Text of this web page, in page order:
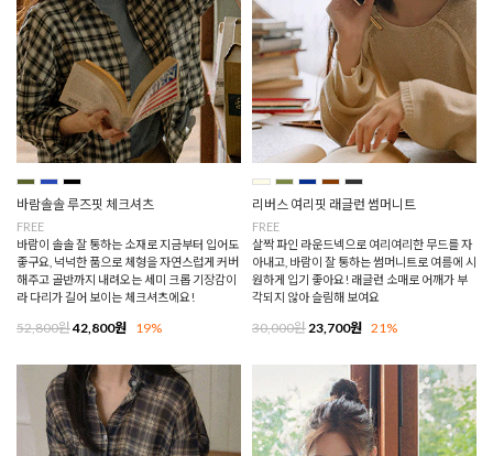
바람솔솔 루즈핏 체크셔츠
FREE
바람이 솔솔 잘 통하는 소재로 지금부터 입어도
좋구요, 넉넉한 품으로 체형을 자연스럽게 커버
해주고 골반까지 내려오는 세미 크롭 기장감이
라 다리가 길어 보이는 체크셔츠에요!
52,800원42,800원 19%
리버스 여리핏 래글런 썸머니트
FREE
살짝 파인 라운드넥으로 여리여리한 무드를 자
아내고, 바람이 잘 통하는 썸머니트로 여름에 시
원하게 입기 좋아요! 래글런 소매로 어깨가 부
각되지 않아 슬림해 보여요
30,000원 23,700원 21%